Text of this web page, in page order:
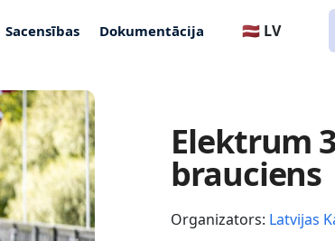
Sacensības Dokumentācija 🇱🇻 LV
Elektrum
brauciens
Organizators: Latvijas